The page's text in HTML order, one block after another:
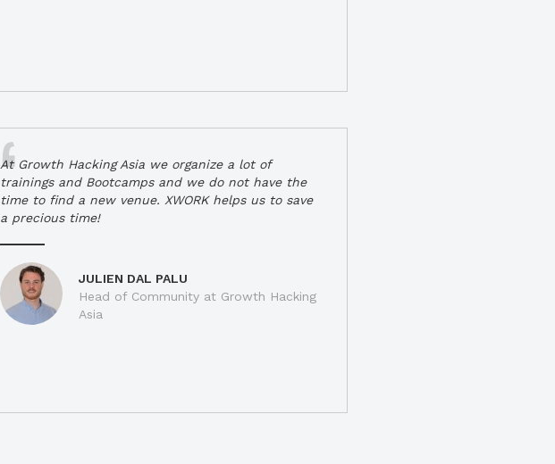
At Growth Hacking Asia we organize a lot of
trainings and Bootcamps and we do not have the
time to find a new venue. XWORK helps us to save
a precious time!
JULIEN DAL PALU
Head of Community at Growth Hacking
Asia